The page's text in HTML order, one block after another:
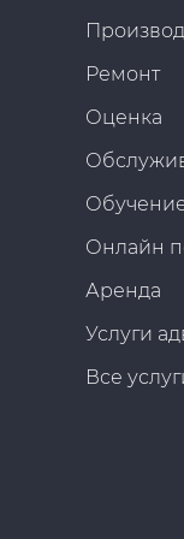
Ремонт
Оценка
Онлайн
Аренда
Услуги
Все